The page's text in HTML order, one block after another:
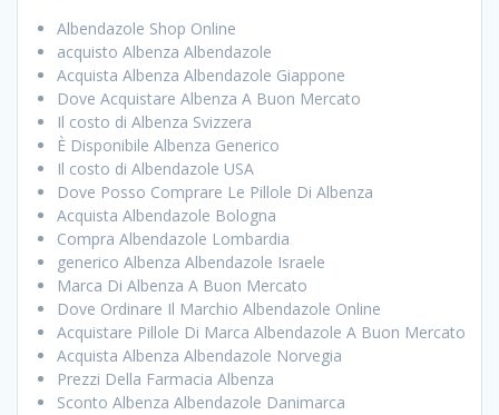
Albendazole Shop Online
acquisto Albenza Albendazole
Acquista Albenza Albendazole Giappone
Dove Acquistare Albenza A Buon Mercato
Il costo di Albenza Svizzera
È Disponibile Albenza Generico
Il costo di Albendazole USA
Dove Posso Comprare Le Pillole Di Albenza
Acquista Albendazole Bologna
Compra Albendazole Lombardia
generico Albenza Albendazole Israele
Marca Di Albenza A Buon Mercato
Dove Ordinare Il Marchio Albendazole Online
Acquistare Pillole Di Marca Albendazole A Buon Mercato
Acquista Albenza Albendazole Norvegia
Prezzi Della Farmacia Albenza
Sconto Albenza Albendazole Danimarca